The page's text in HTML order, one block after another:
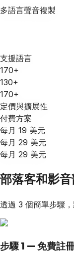
多語言聲音複製
支援語言
170+
130+
170+
定價與擴展性
付費方案
每月 19 美元
每月 29 美元
每月 29 美元
部落客和影
透過 3 個簡單步驟
步驟 1 — 免費註